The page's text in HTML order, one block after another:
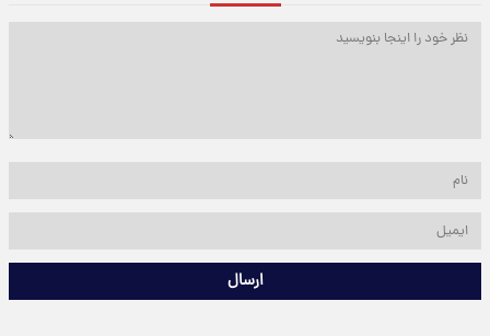
ارسال